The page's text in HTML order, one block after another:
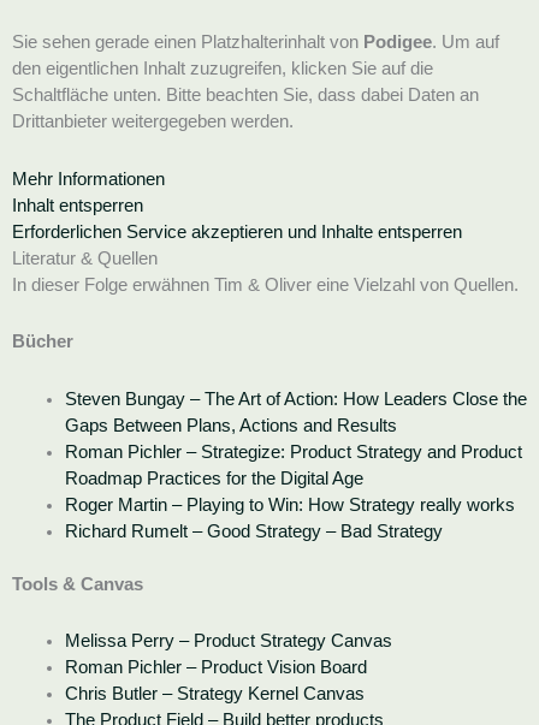
Sie sehen gerade einen Platzhalterinhalt von Podigee. Um auf
den eigentlichen Inhalt zuzugreifen, klicken Sie auf die
Schaltfläche unten. Bitte beachten Sie, dass dabei Daten an
Drittanbieter weitergegeben werden.
Mehr Informationen
Inhalt entsperren
Erforderlichen Service akzeptieren und Inhalte entsperren
Literatur & Quellen
In dieser Folge erwähnen Tim & Oliver eine Vielzahl von Quellen.
Bücher
Steven Bungay – The Art of Action: How Leaders Close the
Gaps Between Plans, Actions and Results
Roman Pichler – Strategize: Product Strategy and Product
Roadmap Practices for the Digital Age
Roger Martin – Playing to Win: How Strategy really works
Richard Rumelt – Good Strategy – Bad Strategy
Tools & Canvas
Melissa Perry – Product Strategy Canvas
Roman Pichler – Product Vision Board
Chris Butler – Strategy Kernel Canvas
The Product Field – Build better products